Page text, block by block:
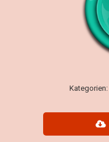
Kategorien: